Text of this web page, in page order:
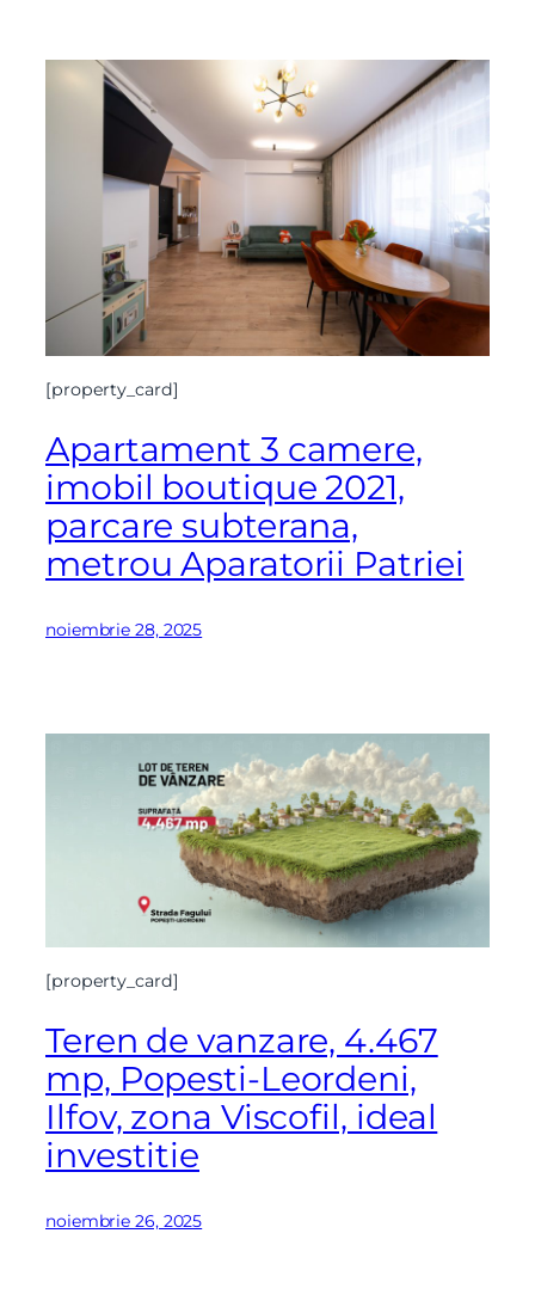
[property_card]
Apartament 3 camere,
imobil boutique 2021,
parcare subterana,
metrou Aparatorii Patriei
noiembrie 28, 2025
[property_card]
Teren de vanzare, 4.467
mp, Popesti-Leordeni,
Ilfov, zona Viscofil, ideal
investitie
noiembrie 26, 2025